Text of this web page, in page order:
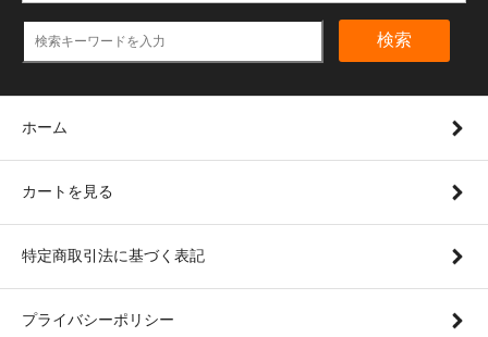
検索
ホーム
カートを見る
特定商取引法に基づく表記
プライバシーポリシー